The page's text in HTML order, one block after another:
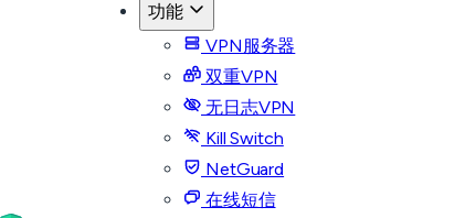
功能
VPN服务器
双重VPN
无日志VPN
Kill Switch
NetGuard
在线短信